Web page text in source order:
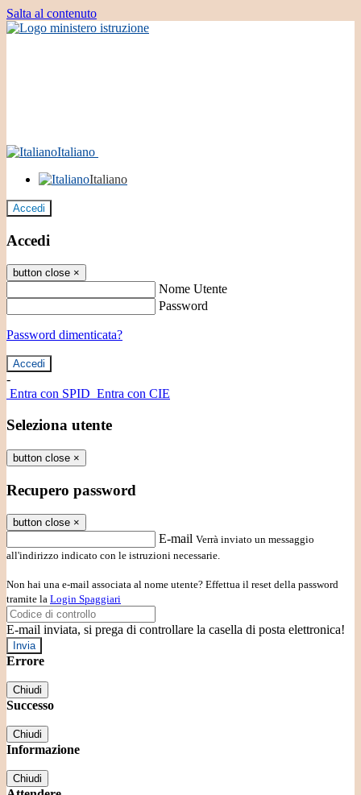
Salta al contenuto
Italiano
Italiano
Accedi
Accedi
button close ×
Nome Utente
Password
Password dimenticata?
-
Entra con SPID Entra con CIE
Seleziona utente
button close ×
Recupero password
button close ×
E-mail Verrà inviato un messaggio
all'indirizzo indicato con le istruzioni necessarie.
Non hai una e-mail associata al nome utente? Effettua il reset della password
tramite la Login Spaggiari
E-mail inviata, si prega di controllare la casella di posta elettronica!
Errore
Chiudi
Successo
Chiudi
Informazione
Chiudi